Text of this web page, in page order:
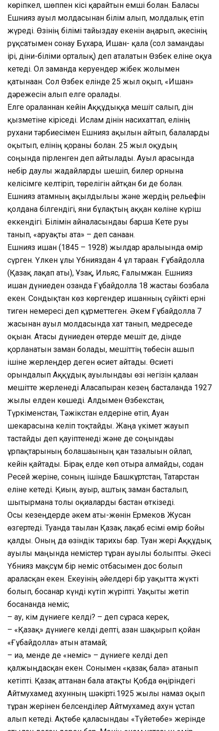
көріпкел, шөппен кісі қарайтын емші болған. Баласы
Ешнияз ауыл молдасынан білім алып, молдалық етіп
жүреді. Өзінің білімі тайыздау екенін аңғарып, әкесінің
рұқсатымен сонау Бұхара, Ишан- қала (сол замандағы
ірі, діни-біліми орталық) деп аталатын Өзбек еліне оқуға
кетеді. Ол заманда керуендер жібек жолымен
қатынаған. Сол Өзбек елінде 25 жыл оқып, «Ишан»
дәрежесін алып елге оралады.
Елге оралғаннан кейін Аққұдыққа мешіт салып, дін
қызметіне кіріседі. Ислам дінін насихаттап, елінің
рухани тәрбиесімен Ешнияз ақылын айтып, балаларды
оқытып, елінің қорғаны болған. 25 жыл оқудың
соңында пірленген деп айтылады. Ауыл арасында
небір даулы жағдайларды шешіп, билер орнына
келісімге келтіріп, төрелігін айтқан би де болған.
Ешнияз атамның ақылдылығы және жердің рельефін
қолдана білгендігі, яғни бұлақтың аққан көліне күріш
еккендігі. Білімін айналасындағы барша Кете руы
танып, «аруақты ата» – деп санаған.
Ешнияз ишан (1845 – 1928) жылдар аралығында өмір
сүрген. Үлкен ұлы Үбнияздан 4 ұл тараған. Ғұбайдолла
(Қазақ лақап аты), Ұзақ, Ильяс, Ғалымжан. Ешнияз
ишан дүниеден озғанда Ғұбайдолла 18 жастағы бозбала
екен. Сондықтан көз көргендер ишанның сүйікті ерні
тиген немересі деп құрметтеген. Әкем Ғұбайдолла 7
жасынан ауыл молдасында хат танып, медреседе
оқыған. Атасы дүниеден өтерде мешіт де, дінде
қорланатын заман болады, мешіттің төбесін ашып
ішіне жерлеңдер деген өсиет айтады. Өсиеті
орындалып Аққұдық ауылындағы өзі негізін қалаған
мешітте жерленеді Аласапыран кезең басталғанда 1927
жылы елден көшеді. Алдымен Өзбекстан,
Түркіменстан, Тәжікстан елдеріне өтіп, Ауған
шекарасына келіп тоқтайды. Жаңа үкімет жауып
тастайды деп қауіптенеді және де соңындағы
ұрпақтарының болашағының қан тазалығын ойлап,
кейін қайтады. Бірақ елде көп отыра алмайды, содан
Ресей жеріне, соның ішінде Башкұртстан, Татарстан
еліне кетеді. Қиын, ауыр, аштық заман басталып,
шытырманға толы оқиғаларды бастан өткізеді.
Осы кезеңдерде әкем аты-жөнін Ермеков Жусан
өзгертеді. Туғанда тағылған Қазақ лақаб есімі өмір бойы
қалды. Оның да өзіндік тарихы бар. Туған жері Аққұдық
ауылы маңында немістер тұрған ауылы болыпты. Әкесі
Үбнияз мақсұм бір неміс отбасымен дос болып
араласқан екен. Екеуінің әйелдері бір уақытта жүкті
болып, босанар күнді күтіп жүріпті. Уақыты жетіп
босанғанда неміс;
– ау, кім дүниеге келді? – деп сұраса керек,
– «Қазақ» дүниеге келді депті, азан шақырып қойған
«Ғұбайдолла» атын атамай;
– иә, менде де «неміс» – дүниеге келді деп
қалжыңдасқан екен. Сонымен «қазақ бала» атанып
кетіпті. Қазақ аттанған бала атақты Қобда өңіріндегі
Айтмухамед ахунның шәкірті.1925 жылы намаз оқып
тұрған жерінен белсенділер Айтмухамед ахун ұстап
алып кетеді. Ақтөбе қаласындағы «Түйетөбе» жерінде